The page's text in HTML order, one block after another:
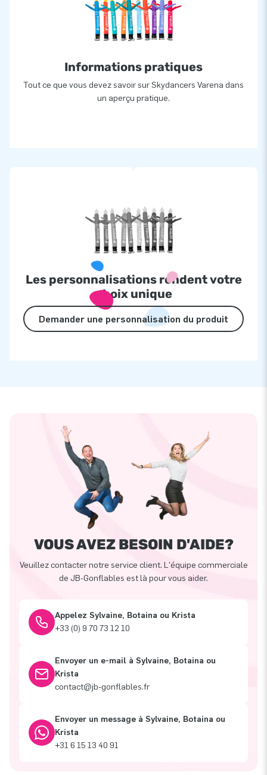
Informations pratiques
Tout ce que vous devez savoir sur Skydancers Varena dans
un aperçu pratique.
Les personnalisations rendent votre
choix unique
Demander une personnalisation du produit
VOUS AVEZ BESOIN D'AIDE?
Veuillez contacter notre service client. L'équipe commerciale
de JB-Gonflables est là pour vous aider.
Appelez Sylvaine, Botaina ou Krista
+33 (0) 9 70 73 12 10
Envoyer un e-mail à Sylvaine, Botaina ou
Krista
contact@jb-gonflables.fr
Envoyer un message à Sylvaine, Botaina ou
Krista
+31 6 15 13 40 91